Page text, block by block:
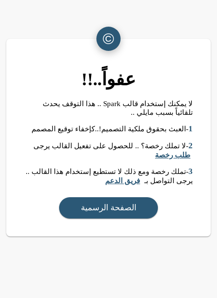
©
عفواً..!!
لا يمكنك إستخدام قالب Spark .. هذا التوقف يحدث
تلقائياً بسبب مايلي ..
1-العبث بحقوق ملكية التصميم!..كإخفاء توقيع المصمم
2-لا تملك رخصة؟ .. للحصول على تفعيل القالب يرجى
طلب رخصة
3-تملك رخصة ومع ذلك لا تستطيع إستخدام هذا القالب ..
يرجى التواصل بـ فريق الدعم
الصفحة الرسمية